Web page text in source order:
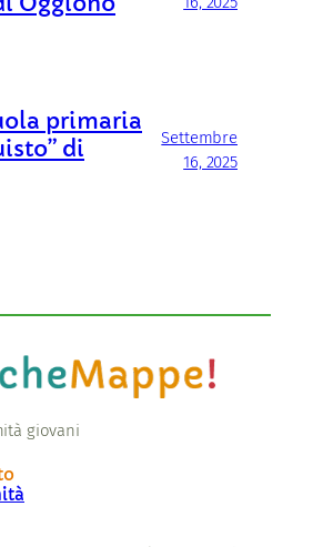
primaria
di
Settembre
16, 2025
giovani